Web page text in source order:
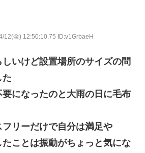
12(金) 12:50:10.75 ID:v1GrbaeH
いけど設置場所のサイズの問
た
になったのと大雨の日に毛布
リーだけで自分は満足や
ことは振動がちょっと気にな